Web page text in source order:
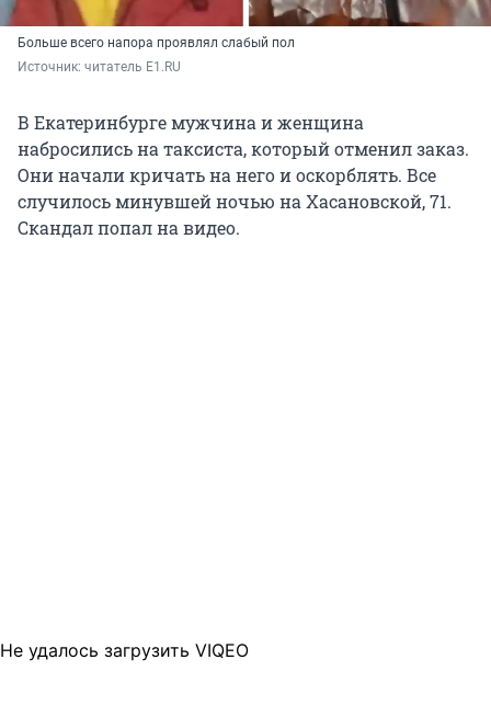
Больше всего напора проявлял слабый пол
Источник: читатель E1.RU
В Екатеринбурге мужчина и женщина
набросились на таксиста, который отменил заказ.
Они начали кричать на него и оскорблять. Все
случилось минувшей ночью на Хасановской, 71.
Скандал попал на видео.
Не удалось загрузить VIQEO